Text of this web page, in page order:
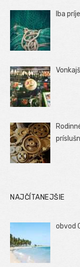
Iba
NAJČÍTANEJŠIE
obvod